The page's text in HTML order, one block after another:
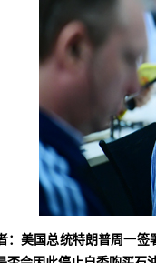
：美国总统特朗普周一